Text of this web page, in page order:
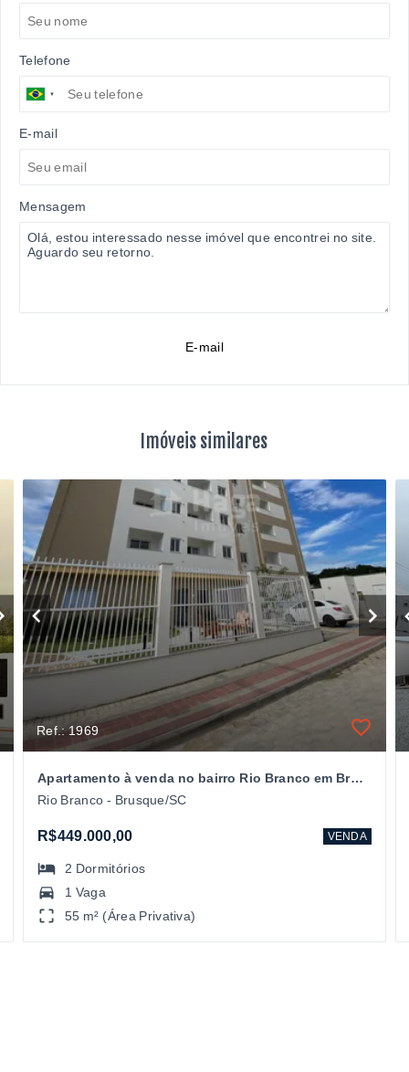
Telefone
E-mail
Mensagem
E-mail
Imóveis similares
Ref.: 1969
Apartamento à venda no bairro Rio Branco em Brusque/SC
Rio Branco - Brusque/SC
R$449.000,00 VENDA
2 Dormitórios
1 Vaga
55 m² (Área Privativa)